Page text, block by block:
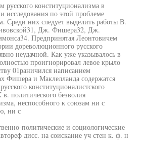
русского конституционализма в
исследования по этой проблеме
Среди них следует выделить работы В.
Дж. Фишера32, Дж.
Предпринятая Леонтовичем
дореволюционного русского
неудачной. Как уже указывалось в
проигнорировал левое крыло
01раничился написанием
Фишера и Маклелланда содержатся
конституционалистского
политического безволия
неспособного к союзам ни с
ни с
политические и социологические
дисс. на соискание уч стен к. ф. н